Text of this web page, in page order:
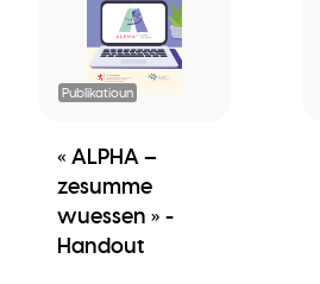
Publikatioun
« ALPHA –
zesumme
wuessen » -
Handout